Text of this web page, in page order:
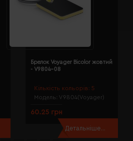
Кількість кольорів: 5
Модель: V9804(Voyager)
Брелок Voyager Bicolor жовтий
- V9804-08
60.25 грн
Детальніше...